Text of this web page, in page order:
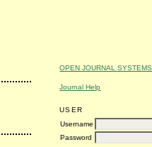
OPEN JOURNAL SYSTEMS
Journal Help
USER
Username
Password